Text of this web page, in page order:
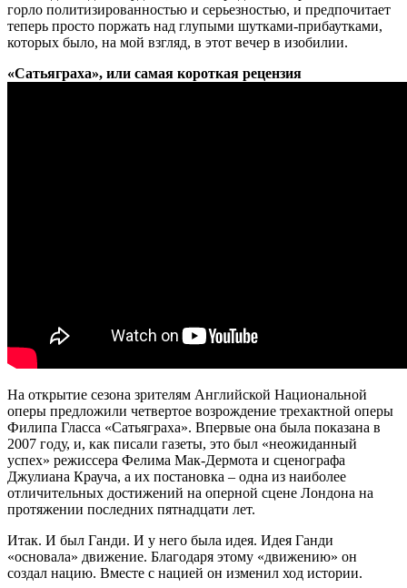
горло политизированностью и серьезностью, и предпочитает
теперь просто поржать над глупыми шутками-прибаутками,
которых было, на мой взгляд, в этот вечер в изобилии.
«Сатьяграха», или самая короткая рецензия
На открытие сезона зрителям Английской Национальной
оперы предложили четвертое возрождение трехактной оперы
Филипа Гласса «Сатьяграха». Впервые она была показана в
2007 году, и, как писали газеты, это был «неожиданный
успех» режиссера Фелима Мак-Дермота и сценографа
Джулиана Крауча, а их постановка – одна из наиболее
отличительных достижений на оперной сцене Лондона на
протяжении последних пятнадцати лет.
Итак. И был Ганди. И у него была идея. Идея Ганди
«основала» движение. Благодаря этому «движению» он
создал нацию. Вместе с нацией он изменил ход истории.